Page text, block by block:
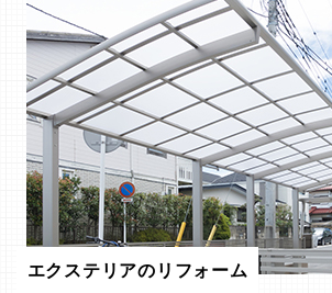
エクステリアのリフォーム